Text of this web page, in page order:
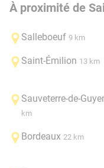
À proximité de
Salleboeuf 9 km
Saint-Émilion 13 km
Sauveterre-de-
km
Bordeaux 22 km